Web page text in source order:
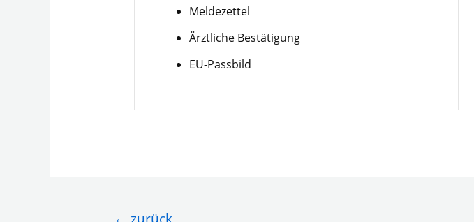
Meldezettel
Ärztliche Bestätigung
EU-Passbild
Beitragsnavigation
← zurück